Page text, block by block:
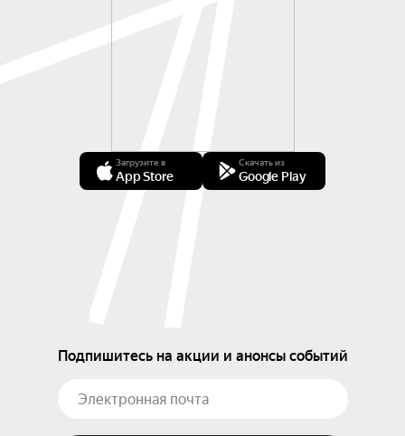
Загрузите в
App Store
Скачать из
Google Play
Подпишитесь на акции и анонсы событий